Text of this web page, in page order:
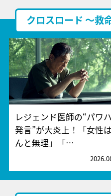
クロスロード ～救
レジェンド医師の“パワ
発言”が大炎上！「女性
んと無理」「…